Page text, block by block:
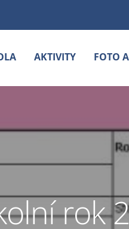
AKTIVITY FOTO
rok